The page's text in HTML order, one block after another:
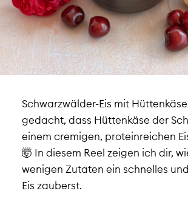
Schwarzwälder-Eis mit
gedacht, dass Hüttenkäse der
einem cremigen, proteinreichen
🤯 In diesem Reel zeigen ich dir,
wenigen Zutaten ein schnelles
Eis zauberst.